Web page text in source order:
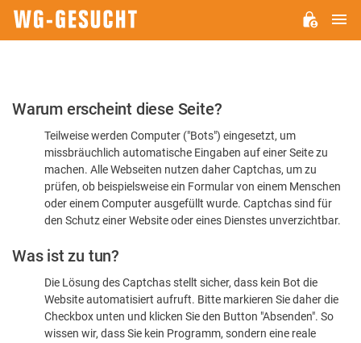
Bitte
dass
sind
Warum erscheint diese Seite?
Teilweise werden Computer ("Bots") eingesetzt, um
missbräuchlich automatische Eingaben auf einer Seite zu
machen. Alle Webseiten nutzen daher Captchas, um zu
prüfen, ob beispielsweise ein Formular von einem Menschen
oder einem Computer ausgefüllt wurde. Captchas sind für
den Schutz einer Website oder eines Dienstes unverzichtbar.
Was ist zu tun?
Die Lösung des Captchas stellt sicher, dass kein Bot die
Website automatisiert aufruft. Bitte markieren Sie daher die
Checkbox unten und klicken Sie den Button "Absenden". So
wissen wir, dass Sie kein Programm, sondern eine reale